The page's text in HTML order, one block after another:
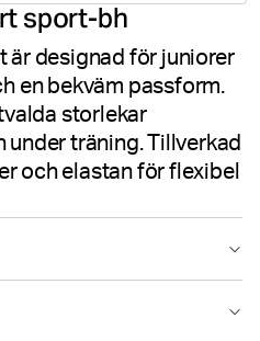
sport-bh
är designad för juniorer
en bekväm passform.
storlekar
träning. Tillverkad
och elastan för flexibel
Den är tillverkad i en